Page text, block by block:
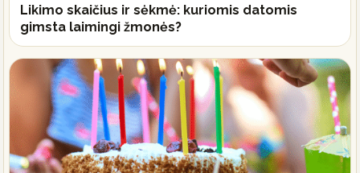
Likimo skaičius ir sėkmė: kuriomis datomis
gimsta laimingi žmonės?